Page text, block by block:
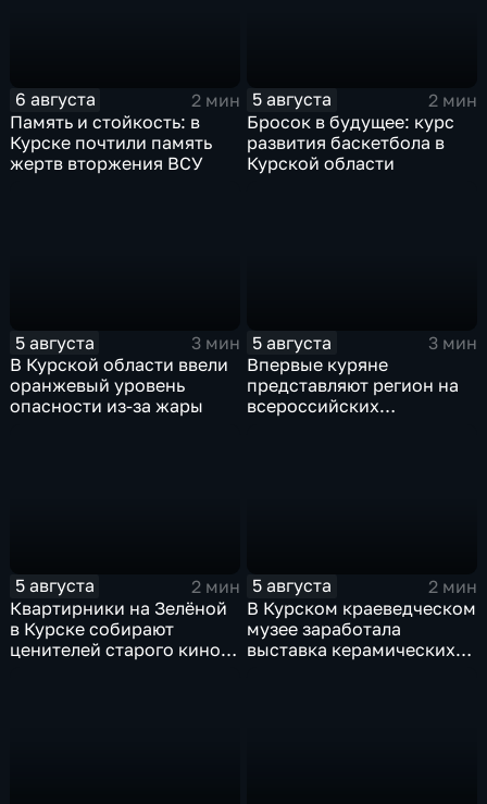
6 августа
2 мин
Память и стойкость: в
Курске почтили память
жертв вторжения ВСУ
5 августа
2 мин
Бросок в будущее: курс
развития баскетбола в
Курской области
5 августа
3 мин
В Курской области ввели
оранжевый уровень
опасности из-за жары
5 августа
3 мин
Впервые куряне
представляют регион на
всероссийских
5 августа
2 мин
Квартирники на Зелёной
в Курске собирают
ценителей старого кино
5 августа
2 мин
В Курском краеведческом
музее заработала
выставка керамических